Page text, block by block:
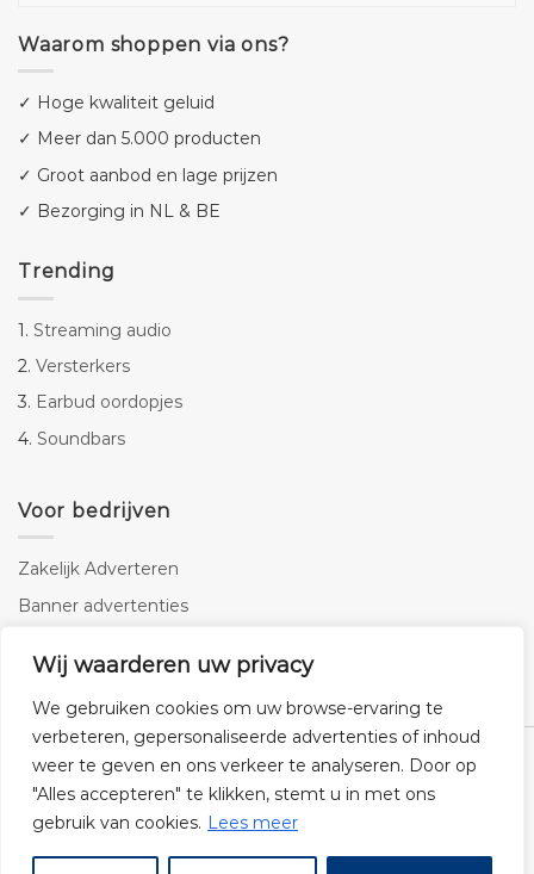
Wij waarderen uw privacy
We gebruiken cookies om uw browse-ervaring te
verbeteren, gepersonaliseerde advertenties of inhoud
weer te geven en ons verkeer te analyseren. Door op
"Alles accepteren" te klikken, stemt u in met ons
gebruik van cookies. Lees meer
Waarom shoppen via ons?
✓ Hoge kwaliteit geluid
✓ Meer dan 5.000 producten
✓ Groot aanbod en lage prijzen
✓ Bezorging in NL & BE
Trending
1. Streaming audio
2. Versterkers
3. Earbud oordopjes
4. Soundbars
Voor bedrijven
Zakelijk Adverteren
Banner advertenties
SEO copywriting